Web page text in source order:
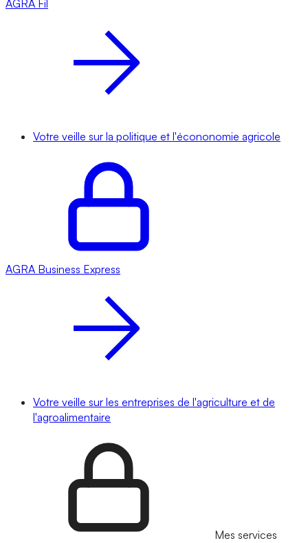
AGRA Fil
Votre veille sur la politique et l'écononomie agricole
AGRA Business Express
Votre veille sur les entreprises de l'agriculture et de
l'agroalimentaire
Mes services